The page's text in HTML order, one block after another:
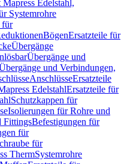
Edelstahl,
Systemrohre
für
BögenErsatzteile für
Übergänge
Übergänge und
und Verbindungen,
AnschlüsseErsatzteile
EdelstahlErsatzteile für
Schutzkappen für
Isolierungen für Rohre und
FittingsBefestigungen für
für
für
ThermSystemrohre